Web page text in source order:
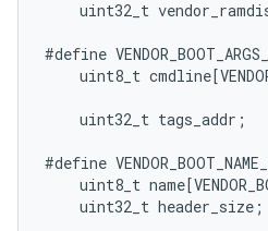
uint32_t
#define
uint8_t cmdline[
uint32_t tags_addr ;
#define
uint8_t name[
uint32_t header_size ;